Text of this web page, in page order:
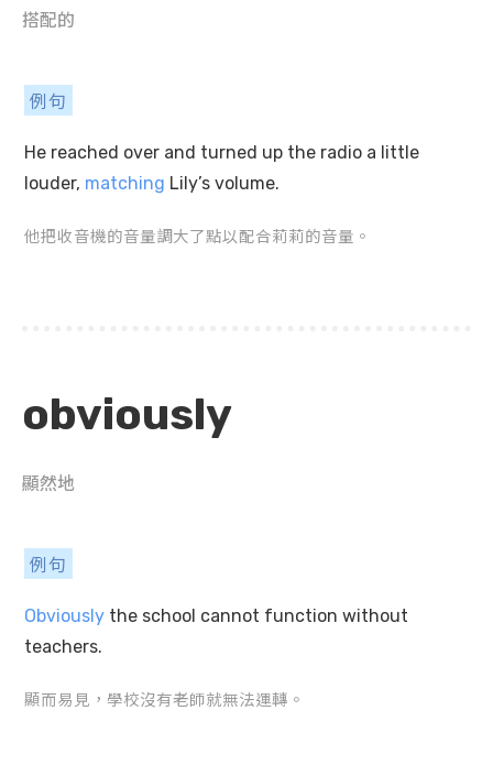
搭配的
例句
He reached over and turned up the radio a little
louder, matching Lily’s volume.
他把收音機的音量調大了點以配合莉莉的音量。
obviously
顯然地
例句
Obviously the school cannot function without
teachers.
顯而易見，學校沒有老師就無法運轉。